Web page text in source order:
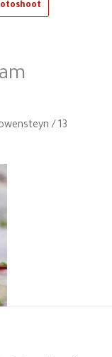
/ 13